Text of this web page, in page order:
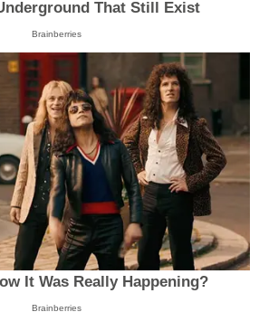
That Still Exist
Brainberries
It Was Really Happening?
Brainberries